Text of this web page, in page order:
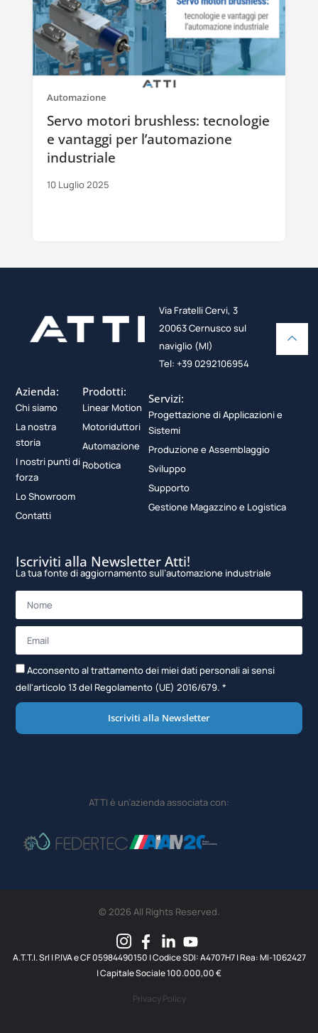
Automazione
Servo motori brushless: tecnologie
e vantaggi per l’automazione
industriale
10 Luglio 2025
Via Fratelli Cervi, 3
20063 Cernusco sul
naviglio (MI)
Tel: +39 0292106954
Azienda:
Chi siamo
La nostra
storia
I nostri punti di
forza
Lo Showroom
Contatti
Prodotti:
Linear Motion
Motoriduttori
Automazione
Robotica
Servizi:
Progettazione di Applicazioni e
Sistemi
Produzione e Assemblaggio
Sviluppo
Supporto
Gestione Magazzino e Logistica
Iscriviti alla Newsletter Atti!
La tua fonte di aggiornamento sull’automazione industriale
Acconsento al trattamento dei miei dati personali ai sensi
dell'articolo 13 del Regolamento (UE) 2016/679. *
Iscriviti alla Newsletter
ATTI è un’azienda associata con:
© 2026 All Rights Reserved.
A.T.T.I. SrI | P.IVA e CF 05984490150 | Codice SDI: A4707H7 | Rea: MI-1062427
| Capitale Sociale 100.000,00 €
Privacy Policy